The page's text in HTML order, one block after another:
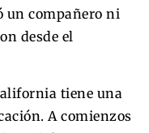
un compañero ni
desde el
tiene una
A comienzos